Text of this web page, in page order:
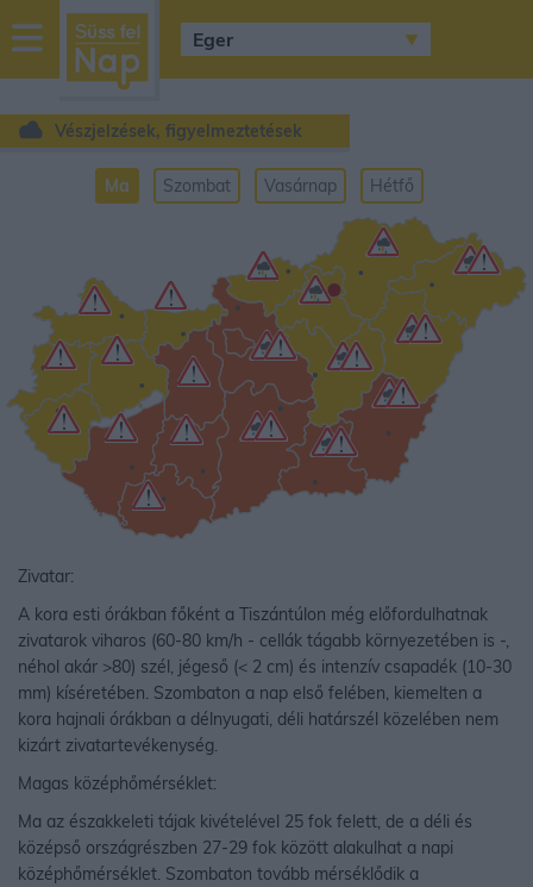
sussfelnap.hu
időjárás
Vészjelzések, figyelmeztetések
Ma Szombat Vasárnap Hétfő
•
Zivatar:
A kora esti órákban főként a Tiszántúlon még előfordulhatnak
zivatarok viharos (60-80 km/h - cellák tágabb környezetében is -,
néhol akár >80) szél, jégeső (< 2 cm) és intenzív csapadék (10-30
mm) kíséretében. Szombaton a nap első felében, kiemelten a
kora hajnali órákban a délnyugati, déli határszél közelében nem
kizárt zivatartevékenység.
Magas középhőmérséklet:
Ma az északkeleti tájak kivételével 25 fok felett, de a déli és
középső országrészben 27-29 fok között alakulhat a napi
középhőmérséklet. Szombaton tovább mérséklődik a